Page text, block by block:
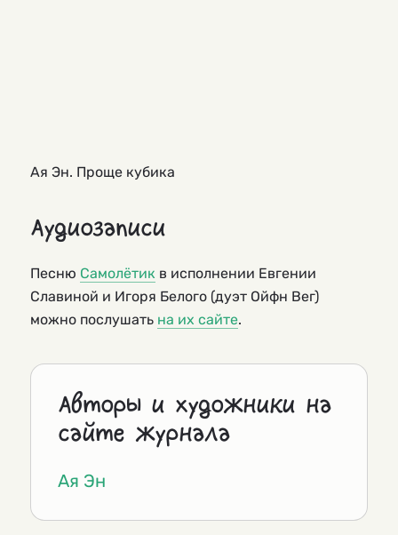
Ая Эн. Проще кубика
Аудиозаписи
Песню Самолётик в исполнении Евгении
Славиной и Игоря Белого (дуэт Ойфн Вег)
можно послушать на их сайте.
Авторы и художники на
сайте журнала
Ая Эн